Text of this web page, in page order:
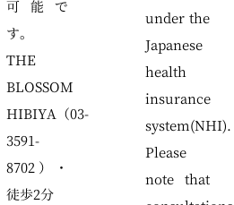
可能で
す。
THE
BLOSSOM
HIBIYA（03-
3591-
8702）・
徒歩2分
under the
Japanese
health
insurance
system(NHI).
Please
note that